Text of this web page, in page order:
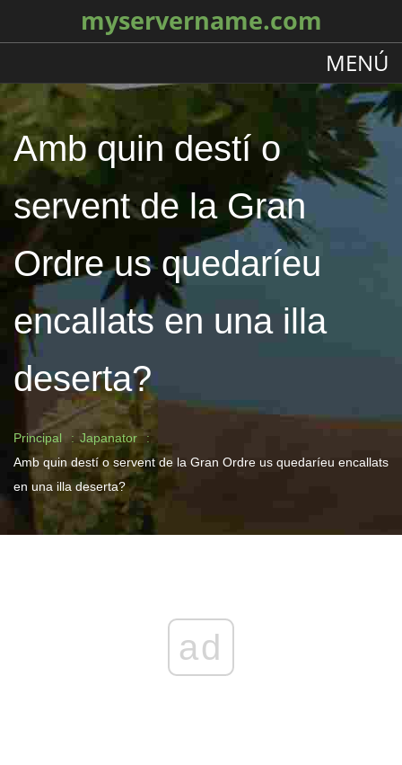
myservername.com
MENÚ
Amb quin destí o
servent de la Gran
Ordre us quedaríeu
encallats en una illa
deserta?
Principal
Japanator
Amb quin destí o servent de la Gran Ordre us quedaríeu encallats
en una illa deserta?
ad